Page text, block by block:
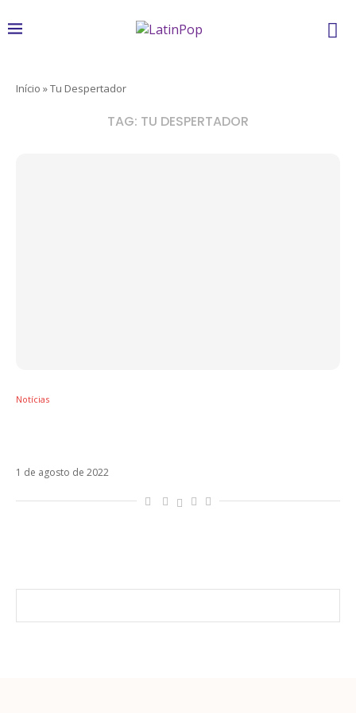
Início »Tu Despertador
TAG: TU DESPERTADOR
Notícias
1 de agosto de 2022